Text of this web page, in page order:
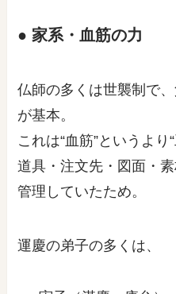
● 家系・血筋の力
仏師の多くは世襲制で
が基本。
これは“血筋”というより
道具・注文先・図面・
管理していたため。
運慶の弟子の多くは、